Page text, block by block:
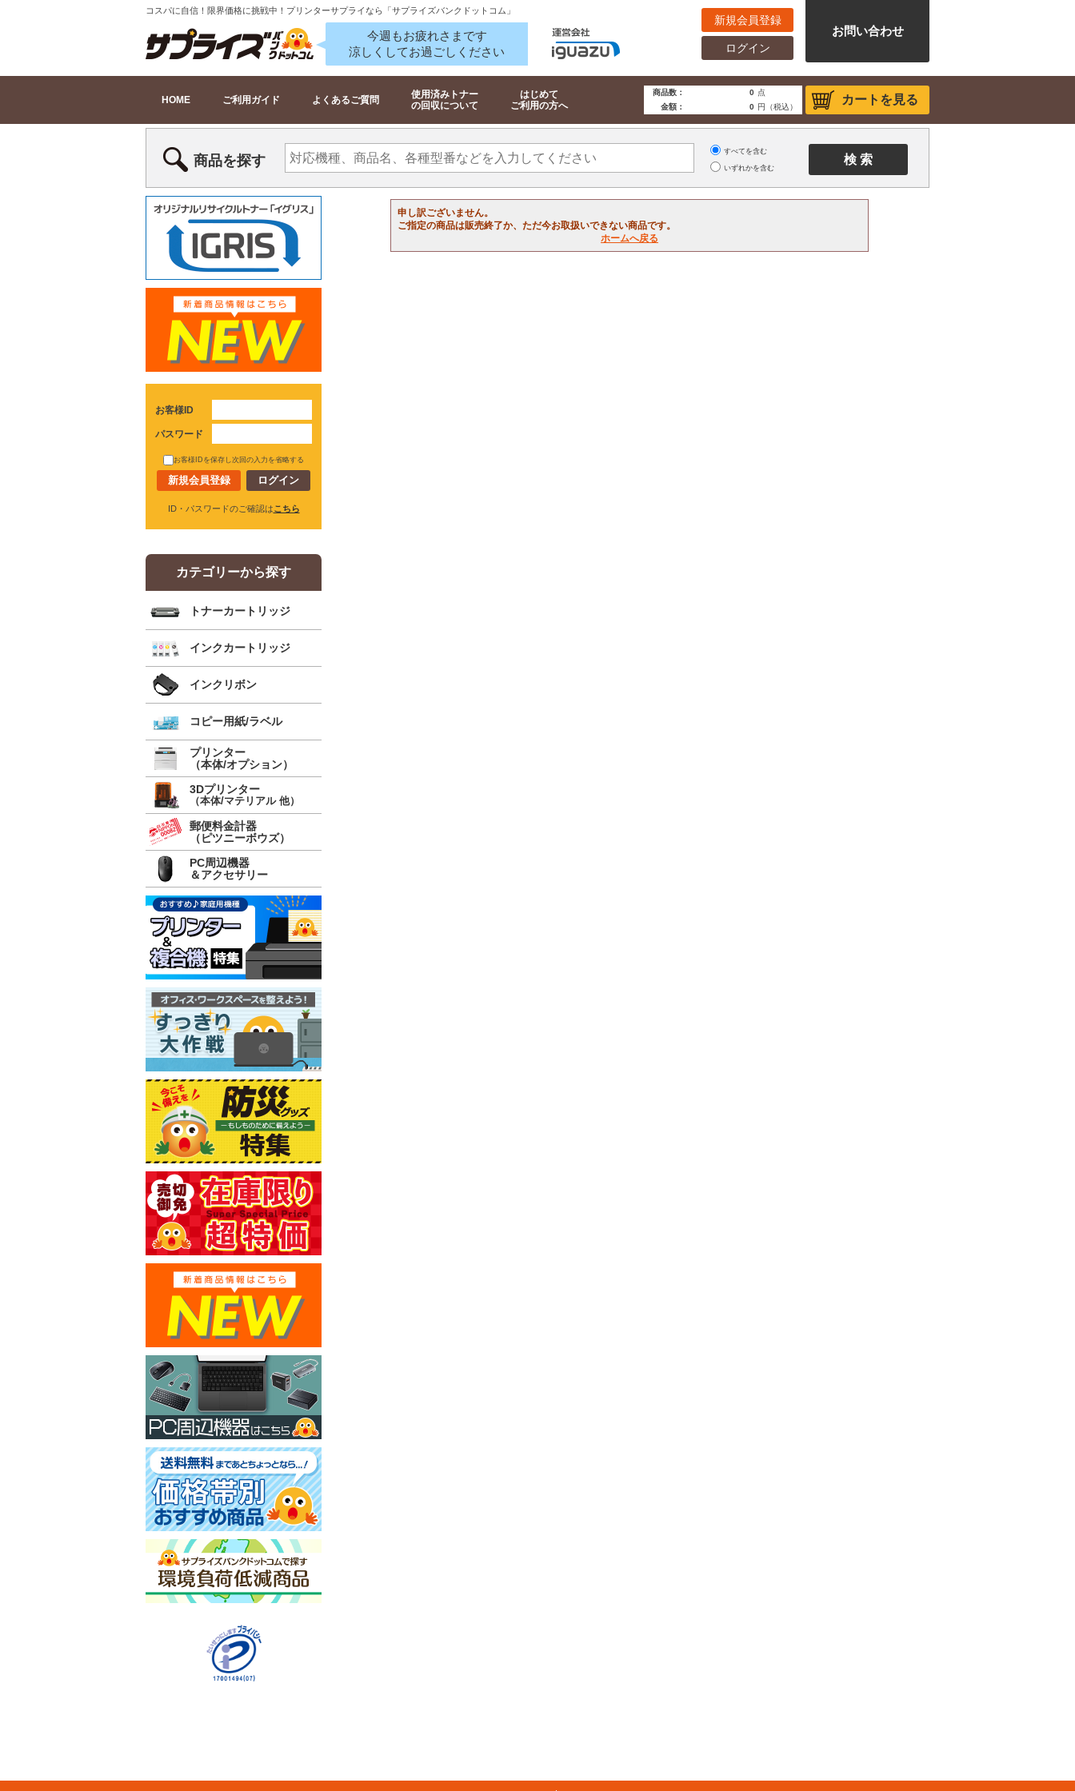
コスパに自信！限界価格に挑戦中！プリンターサプライなら「サプライズバンクドットコム」
今週もお疲れさまです
涼しくしてお過ごしください
新規会員登録
ログイン
お問い合わせ
HOME ご利用ガイド よくあるご質問
使用済みトナー
の回収について
はじめて
ご利用の方へ
カートを見る
商品数： 0 点
金額：
0 円（税込）
商品を探す
すべてを含む
いずれかを含む
申し訳ございません。
ご指定の商品は販売終了か、ただ今お取扱いできない商品です。
ホームへ戻る
お客様ID
パスワード
お客様IDを保存し次回の入力を省略する
新規会員登録
ID・パスワードのご確認はこちら
カテゴリーから探す
トナーカートリッジ
インクカートリッジ
インクリボン
コピー用紙/ラベル
プリンター
（本体/オプション）
3Dプリンター
（本体/マテリアル 他）
郵便料金計器
（ピツニーボウズ）
PC周辺機器
＆アクセサリー